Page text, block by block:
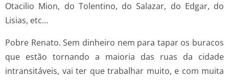
Otacilio Mion, do Tolentino, do Salazar, do Edgar, do
Lisias, etc…
Pobre Renato. Sem dinheiro nem para tapar os buracos
que estão tornando a maioria das ruas da cidade
intransitáveis, vai ter que trabalhar muito, e com muita